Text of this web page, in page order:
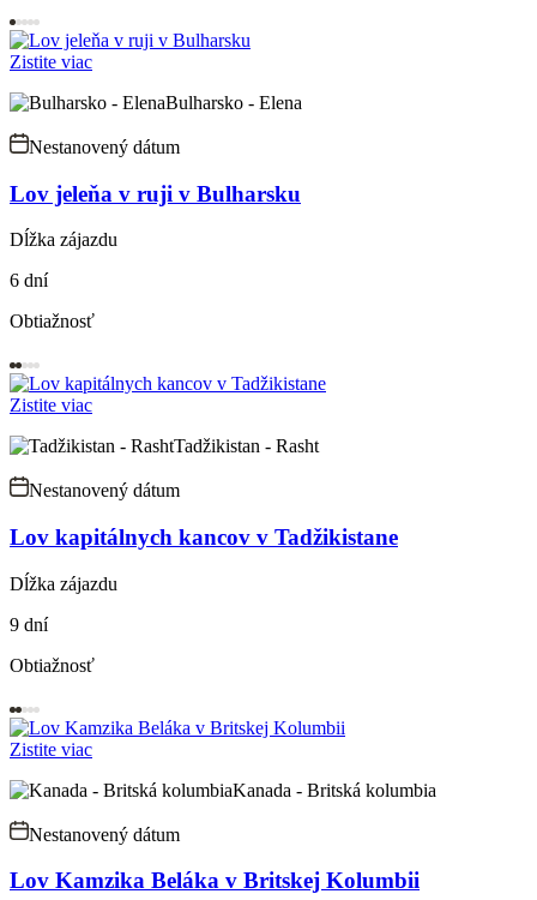
Zistite viac
Bulharsko - Elena
Nestanovený dátum
Lov jeleňa v ruji v Bulharsku
Dĺžka zájazdu
6 dní
Obtiažnosť
Zistite viac
Tadžikistan - Rasht
Nestanovený dátum
Lov kapitálnych kancov v Tadžikistane
Dĺžka zájazdu
9 dní
Obtiažnosť
Zistite viac
Kanada - Britská kolumbia
Nestanovený dátum
Lov Kamzika Beláka v Britskej Kolumbii